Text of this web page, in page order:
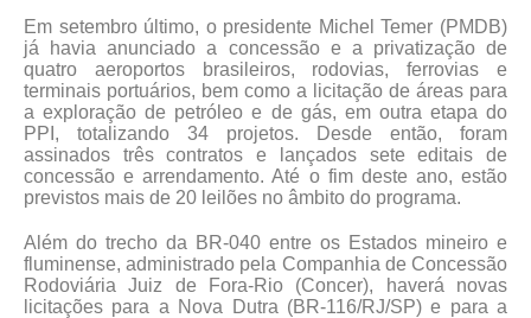
Em setembro último, o presidente Michel Temer (PMDB)
já havia anunciado a concessão e a privatização de
quatro aeroportos brasileiros, rodovias, ferrovias e
terminais portuários, bem como a licitação de áreas para
a exploração de petróleo e de gás, em outra etapa do
PPI, totalizando 34 projetos. Desde então, foram
assinados três contratos e lançados sete editais de
concessão e arrendamento. Até o fim deste ano, estão
previstos mais de 20 leilões no âmbito do programa.
Além do trecho da BR-040 entre os Estados mineiro e
fluminense, administrado pela Companhia de Concessão
Rodoviária Juiz de Fora-Rio (Concer), haverá novas
licitações para a Nova Dutra (BR-116/RJ/SP) e para a